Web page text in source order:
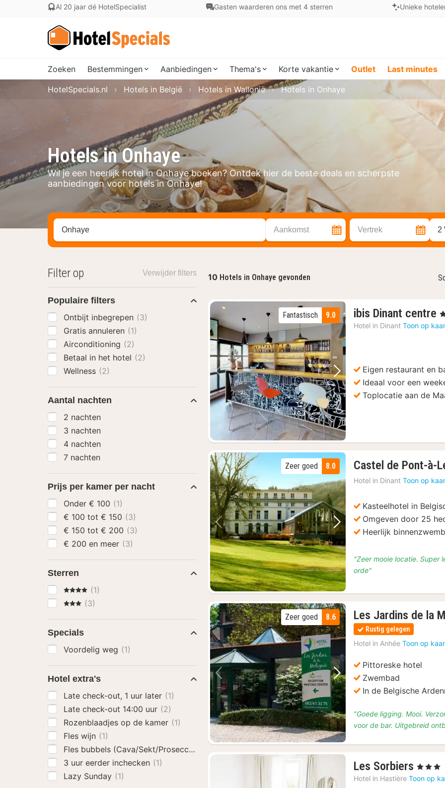
Al 20 jaar dé HotelSpecialist Gasten waarderen ons met 4 sterren Unieke
Zoeken Bestemmingen Aanbiedingen Thema's Korte vakantie Outlet Last minutes
Hotels in Onhaye
Wil je een heerlijk hotel in Onhaye boeken? Ontdek hier de beste deals en scherpste
aanbiedingen voor hotels in Onhaye!
HotelSpecials.nl Hotels in België Hotels in Wallonië Hotels in Onhaye
Zoek op hotel, regio of stad Aankomst Vertrek 2
10 Hotels in Onhaye gevonden
Vorige foto Volgende foto
9.0
Fantastisch ibis Dinant centre 1
,
Hotel in Dinant Toon op
Eigen restaurant en
Ideaal voor een
Toplocatie aan de
Vorige foto Volgende foto
8.0
Zeer goed Castel de Pont-à-
Hotel in Dinant Toon op
Kasteelhotel in
Omgeven door 25
Heerlijk
"Zeer mooie locatie. Super
orde"
Vorige foto Volgende foto
8.6
Zeer goed Les Jardins de la
Rustig gelegen
Hotel in Anhée Toon op
Pittoreske hotel
Zwembad
In de Belgische
"Goede ligging. Mooi.
voor de bar. Uitgebreid
Les Sorbiers 1
nacht
, 3 Sterren
Hotel in Hastière Toon op
Filter op Verwijder filters
Populaire filters
Ontbijt inbegrepen (3)
Gratis annuleren (1)
Airconditioning (2)
Betaal in het hotel (2)
Wellness (2)
Aantal nachten
2 nachten
3 nachten
4 nachten
7 nachten
Prijs per kamer per nacht
Onder € 100 (1)
€ 100 tot € 150 (3)
€ 150 tot € 200 (3)
€ 200 en meer (3)
Sterren
4 Sterren
(1)
3 Sterren
(3)
Specials
Voordelig weg (1)
Hotel extra's
Late check-out, 1 uur later (1)
Late check-out 14:00 uur (2)
Rozenblaadjes op de kamer (1)
Fles wijn (1)
Fles bubbels (Cava/Sekt/Prosecco)
3 uur eerder inchecken (1)
Lazy Sunday (1)